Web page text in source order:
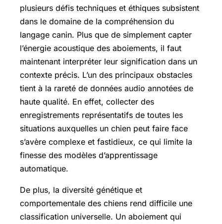
plusieurs défis techniques et éthiques subsistent
dans le domaine de la compréhension du
langage canin. Plus que de simplement capter
l’énergie acoustique des aboiements, il faut
maintenant interpréter leur signification dans un
contexte précis. L’un des principaux obstacles
tient à la rareté de données audio annotées de
haute qualité. En effet, collecter des
enregistrements représentatifs de toutes les
situations auxquelles un chien peut faire face
s’avère complexe et fastidieux, ce qui limite la
finesse des modèles d’apprentissage
automatique.
De plus, la diversité génétique et
comportementale des chiens rend difficile une
classification universelle. Un aboiement qui